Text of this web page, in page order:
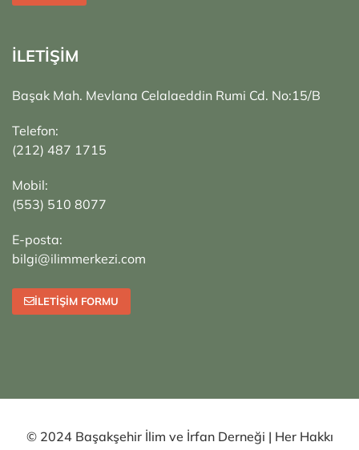
İLETİŞİM
Başak Mah. Mevlana Celalaeddin Rumi Cd. No:15/B
Telefon:
(212) 487 1715
Mobil:
(553) 510 8077
E-posta:
bilgi@ilimmerkezi.com
İLETIŞIM FORMU
© 2024 Başakşehir İlim ve İrfan Derneği | Her Hakkı